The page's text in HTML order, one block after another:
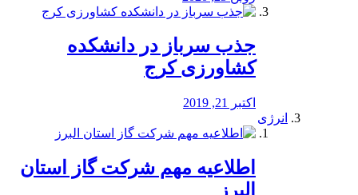
جذب سرباز در دانشکده
کشاورزی کرج
اکتبر 21, 2019
انرژی
️اطلاعیه مهم شرکت گاز استان
البرز